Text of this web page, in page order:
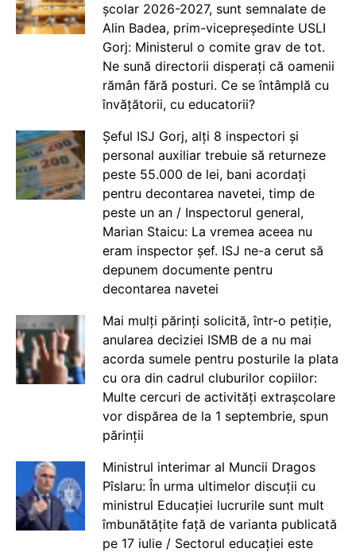
școlar 2026-2027, sunt semnalate de
Alin Badea, prim-vicepreședinte USLI
Gorj: Ministerul o comite grav de tot.
Ne sună directorii disperați că oamenii
rămân fără posturi. Ce se întâmplă cu
învățătorii, cu educatorii?
Șeful ISJ Gorj, alți 8 inspectori și
personal auxiliar trebuie să returneze
peste 55.000 de lei, bani acordați
pentru decontarea navetei, timp de
peste un an / Inspectorul general,
Marian Staicu: La vremea aceea nu
eram inspector șef. ISJ ne-a cerut să
depunem documente pentru
decontarea navetei
Mai mulți părinți solicită, într-o petiție,
anularea deciziei ISMB de a nu mai
acorda sumele pentru posturile la plata
cu ora din cadrul cluburilor copiilor:
Multe cercuri de activități extrașcolare
vor dispărea de la 1 septembrie, spun
părinții
Ministrul interimar al Muncii Dragos
Pîslaru: În urma ultimelor discuții cu
ministrul Educației lucrurile sunt mult
îmbunătățite față de varianta publicată
pe 17 iulie / Sectorul educației este